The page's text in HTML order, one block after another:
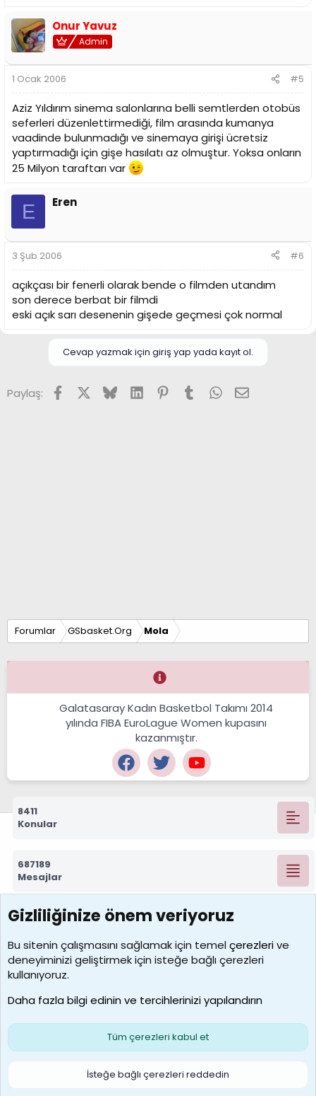
Onur Yavuz
Admin
1 Ocak 2006 #5
Aziz Yıldırım sinema salonlarına belli semtlerden otobüs
seferleri düzenlettirmediği, film arasında kumanya
vaadinde bulunmadığı ve sinemaya girişi ücretsiz
yaptırmadığı için gişe hasılatı az olmuştur. Yoksa onların
25 Milyon taraftarı var
E Eren
3 Şub 2006 #6
açıkçası bir fenerli olarak bende o filmden utandım
son derece berbat bir filmdi
eski açık sarı desenenin gişede geçmesi çok normal
Cevap yazmak için giriş yap yada kayıt ol.
Paylaş: FacebookX (Twitter)
BlueskyLinkedInPinterest
TumblrWhatsApp
E-posta
Forumlar GSbasket.Org Mola
Galatasaray Kadın Basketbol Takımı 2014
yılında FIBA EuroLague Women kupasını
kazanmıştır.
8411
Konular
687189
Mesajlar
7388
Kullanıcılar
borabekirogluu
Son üye
Çerezler
S
Gizliliğinize önem veriyoruz
Bu sitenin çalışmasını sağlamak için temelçerezlerive
deneyiminizi geliştirmek için isteğe bağlı çerezleri
kullanıyoruz.
Daha fazla bilgi edinin ve tercihlerinizi yapılandırın
Tüm çerezleri kabul et
İsteğe bağlı çerezleri reddedin